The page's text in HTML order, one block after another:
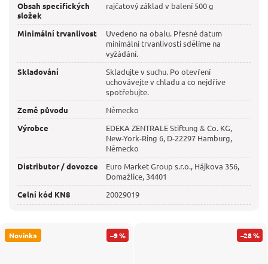
Obsah specifických
složek
rajčatový základ v balení 500 g
Minimální trvanlivost
Uvedeno na obalu. Přesné datum
minimální trvanlivosti sdělíme na
vyžádání.
Skladování
Skladujte v suchu. Po otevření
uchovávejte v chladu a co nejdříve
spotřebujte.
Země původu
Německo
Výrobce
EDEKA ZENTRALE Stiftung & Co. KG,
New-York-Ring 6, D-22297 Hamburg,
Německo
Distributor / dovozce
Euro Market Group s.r.o., Hájkova 356,
Domažlice, 34401
Celní kód KN8
20029019
Novinka –9 % –28 %